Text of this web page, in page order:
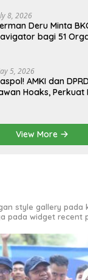
8, 2026
Deru Minta
bagi 51
5, 2026
AMKI dan
Hoaks,
View More
style gallery pada
pada widget recent